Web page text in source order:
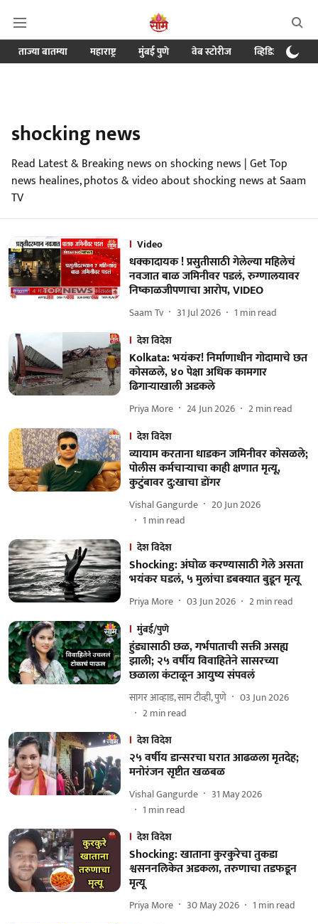
ताज्या बातम्या महाराष्ट्र मुंबई पुणे वेब स्टोरीज व्हिडिओ
shocking news
Read Latest & Breaking news on shocking news | Get Top
news healines, photos & video about shocking news at Saam
TV
Video
धक्कादायक ! प्रसुतीसाठी गेलेल्या महिलेचं
नवजात बाळ जमिनीवर पडलं, रुग्णालयावर
निष्काळजीपणाचा आरोप, VIDEO
Saam Tv 31 Jul 2026 1 min read
देश विदेश
Kolkata: भयंकर! निर्माणाधीन गोदामाचे छत
कोसळले, ४० पेक्षा अधिक कामगार
ढिगाऱ्याखाली अडकले
Priya More 24 Jun 2026 2min read
देश विदेश
व्यायाम करताना धाडकन जमिनीवर कोसळले;
पोलीस कर्मचाऱ्याचा काही क्षणात मृत्यू,
कुटुंबावर दु:खाचा डोंगर
Vishal Gangurde
20 Jun 2026
1 min read
देश विदेश
Shocking: अंघोळ करण्यासाठी गेले असता
भयंकर घडलं, ५ मुलांचा डबक्यात बुडून मृत्यू
Priya More 03 Jun 2026 2min read
मुंबई/पुणे
हुंड्यासाठी छळ, गर्भपाताची सक्ती असह्य
झाली; २५ वर्षीय विवाहितेने सासरच्या
छळाला कंटाळून आयुष्य संपवलं
सागर आव्हाड, साम टीव्ही, पुणे
03 Jun 2026
2min read
देश विदेश
२५ वर्षीय डान्सरचा घरात आढळला मृतदेह;
मनोरंजन सृष्टीत खळबळ
Vishal Gangurde
31 May 2026
1 min read
देश विदेश
Shocking: खाताना कुरकुरेचा तुकडा
श्वसननलिकेत अडकला, तरुणाचा तडफडून
मृत्यू
Priya More 30 May 2026 1 min read